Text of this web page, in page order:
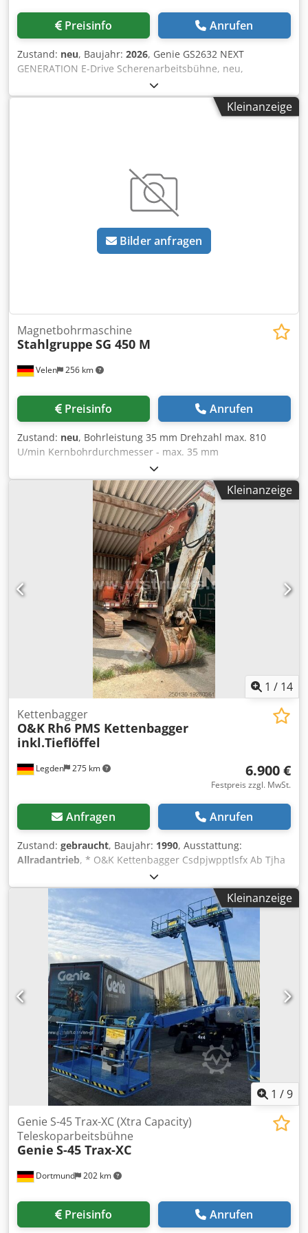
Preisinfo Anrufen
Zustand: neu, Baujahr: 2026, Genie GS2632 NEXT
GENERATION E-Drive Scherenarbeitsbühne, neu,
gebraucht, Vorführmaschinen verfügbar Csdpfjrhkqxjx Ab
Tjha
Kleinanzeige
Bilder anfragen
Velen 256 km
Magnetbohrmaschine
Stahlgruppe SG 450 M
Preisinfo Anrufen
Zustand: neu, Bohrleistung 35 mm Drehzahl max. 810
U/min Kernbohrdurchmesser - max. 35 mm
Werkzeugaufnahme Weldon 19,05 mm Bohrhub 210 mm
Gewicht 11 kg Anschlußspannung 230 V Motorleistung 1,6
kW Abmessungen LxBxH 0,4 x 0,25 x 0,275 m
Cedoidabvepfx Ab Tjha Magnetbohrmaschine mit: 2-Gang-
Motor. Kühlmittelanlage. Robuste mobile Aufbewahrungs-
/ Tragetasche. MAGNET HALTEKRAFT 1800 kg
Kleinanzeige
1 / 14
Legden 275 km
Kettenbagger
O&K Rh6 PMS Kettenbagger
inkl.Tieflöffel
6.900 €
Festpreis zzgl. MwSt.
Anfragen Anrufen
Zustand: gebraucht, Baujahr: 1990, Ausstattung:
Allradantrieb, * O&K Kettenbagger Csdpjwpptlsfx Ab Tjha
* Baujahr 1990 * Scheibe Defekt * Reparatur Bedürftig *
Arbeitsscheinwerfer * Tieflöffel ----Interne
Fahrzeugnummer: 10119-----Irrtümer&Zwischenverkauf
vorbehalten
Kleinanzeige
1 /9
Dortmund 202 km
Genie S-45 Trax-XC (Xtra Capacity)
Teleskoparbeitsbühne
Genie S-45 Trax-XC
Preisinfo Anrufen